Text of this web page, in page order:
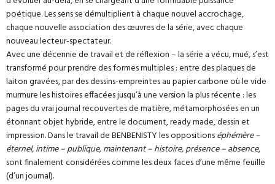
poétique. Les sens se démultiplient à chaque nouvel accrochage,
chaque nouvelle association des œuvres de la série, avec chaque
nouveau lecteur-spectateur.
Avec une décennie de travail et de réflexion – la série a vécu, mué, s’est
transformé pour prendre des formes multiples : entre des plaques de
laiton gravées, par des dessins-empreintes au papier carbone où le vide
murmure les histoires effacées jusqu’à une version la plus récente : les
pages du vrai journal recouvertes de matière, métamorphosées en un
étonnant objet hybride, entre le document, ready made, dessin et
impression. Dans le travail de BENBENISTY les oppositionséphémère –
éternel, intime – publique, maintenant – histoire, présence – absence,
sont finalement considérées comme les deux faces d’une même feuille
(d’un journal).